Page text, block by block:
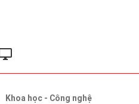
Khoa học - Công nghệ